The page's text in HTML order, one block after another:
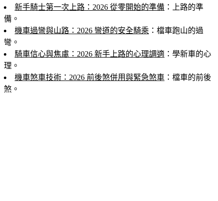
新手騎士第一次上路：2026 從零開始的準備 ：上路的準
備。
機車過彎與山路：2026 彎道的安全騎乘 ：檔車跑山的過
彎。
騎車信心與焦慮：2026 新手上路的心理調適 ：學新車的心
理。
機車煞車技術：2026 前後煞併用與緊急煞車 ：檔車的前後
煞。